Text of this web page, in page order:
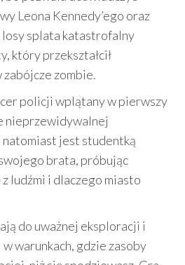
Leona Kennedy’ego oraz
splata katastrofalny
który przekształcił
zabójcze zombie.
policji wplątany w pierwszy
nieprzewidywalnej
jest studentką
brata, próbując
z ludźmi i dlaczego miasto
do uważnej eksploracji i
warunkach, gdzie zasoby